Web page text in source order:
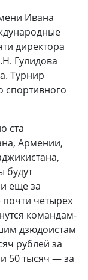
Ивана
директора
Гулидова
Турнир
спортивного
ста
Армении,
будут
еще за
четырех
командам-
дзюдоистам
рублей за
50 тысяч — за